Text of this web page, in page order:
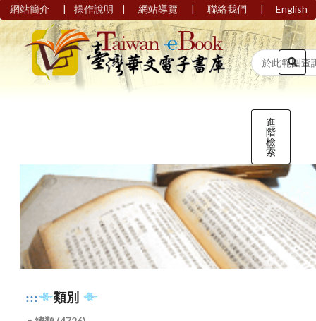
網站簡介 | 操作說明 | 網站導覽 | 聯絡我們 | English
進
階
檢
索
::: 類別